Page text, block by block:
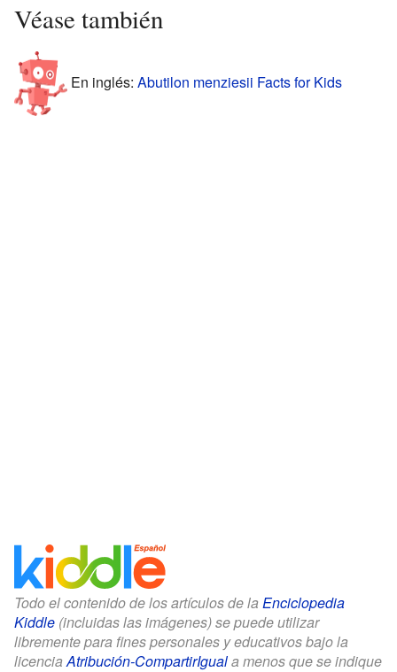
Véase también
En inglés: Abutilon menziesii Facts for Kids
Todo el contenido de los artículos de la Enciclopedia
Kiddle (incluidas las imágenes) se puede utilizar
libremente para fines personales y educativos bajo la
licenciaAtribución-CompartirIguala menos que se indique